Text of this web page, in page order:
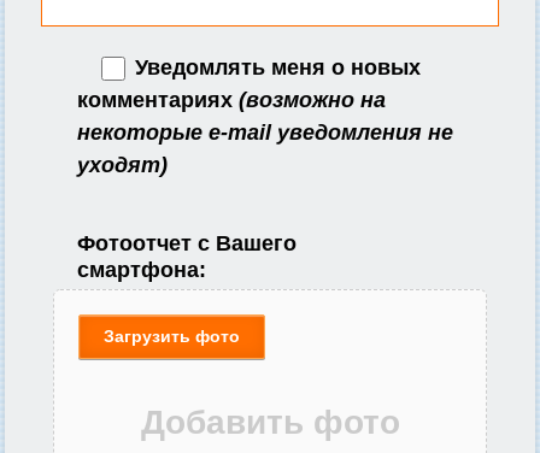
Уведомлять меня о новых
комментариях (возможно на
некоторые e-mail уведомления не
уходят)
Фотоотчет с Вашего
смартфона:
Загрузить фото